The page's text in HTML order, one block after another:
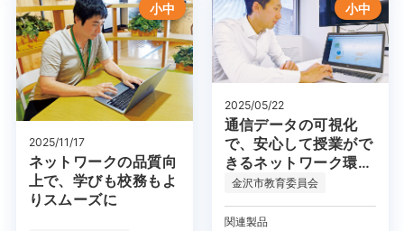
小中
2025/11/17
ネットワークの品質向
上で、学びも校務もよ
りスムーズに
小中
2025/05/22
通信データの可視化
で、安心して授業がで
きるネットワーク環境
を実現
金沢市教育委員会
関連製品